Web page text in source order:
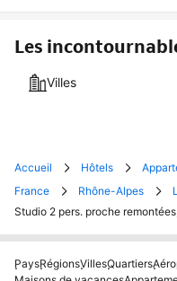
Les
Villes
Accueil Hôtels
France
Rhône-Alpes
Studio 2 pers. proche
PaysRégionsVillesQuartiers